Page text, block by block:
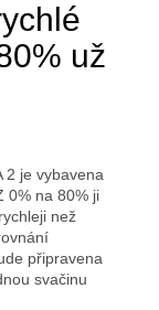
už
2 je vybavena
0% na 80% ji
než
připravena
svačinu